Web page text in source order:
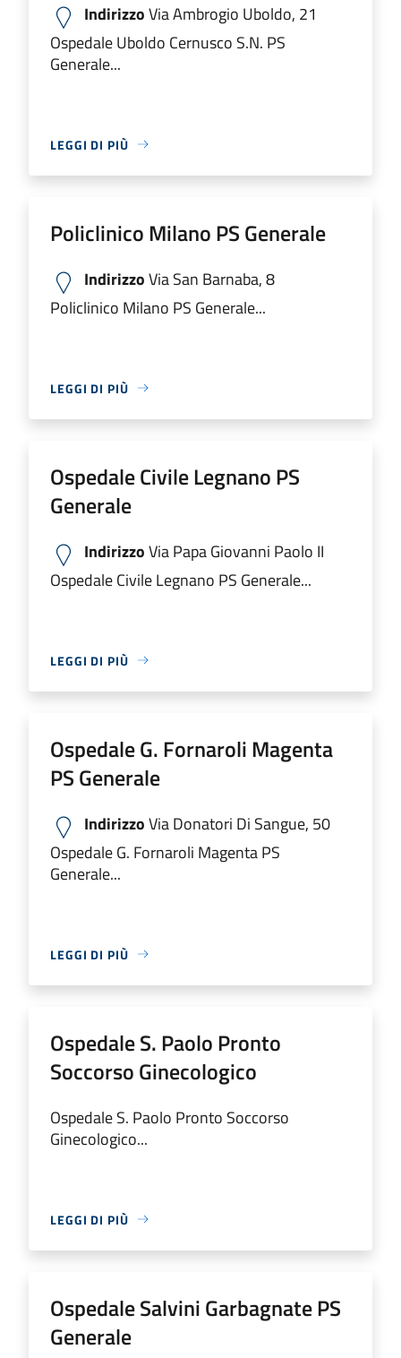
IndirizzoVia Ambrogio Uboldo, 21
Ospedale Uboldo Cernusco S.N. PS
Generale...
LEGGI DI PIÙ
Policlinico Milano PS Generale
IndirizzoVia San Barnaba, 8
Policlinico Milano PS Generale...
LEGGI DI PIÙ
Ospedale Civile Legnano PS
Generale
IndirizzoVia Papa Giovanni Paolo II
Ospedale Civile Legnano PS Generale...
LEGGI DI PIÙ
Ospedale G. Fornaroli Magenta
PS Generale
IndirizzoVia Donatori Di Sangue, 50
Ospedale G. Fornaroli Magenta PS
Generale...
LEGGI DI PIÙ
Ospedale S. Paolo Pronto
Soccorso Ginecologico
Ospedale S. Paolo Pronto Soccorso
Ginecologico...
LEGGI DI PIÙ
Ospedale Salvini Garbagnate PS
Generale